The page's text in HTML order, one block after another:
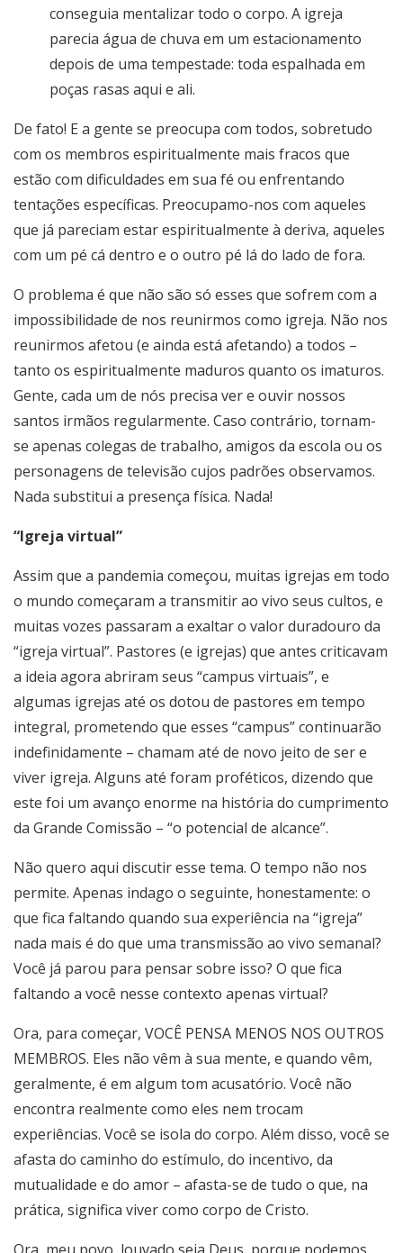
conseguia mentalizar todo o corpo. A igreja
parecia água de chuva em um estacionamento
depois de uma tempestade: toda espalhada em
poças rasas aqui e ali.
De fato! E a gente se preocupa com todos, sobretudo
com os membros espiritualmente mais fracos que
estão com dificuldades em sua fé ou enfrentando
tentações específicas. Preocupamo-nos com aqueles
que já pareciam estar espiritualmente à deriva, aqueles
com um pé cá dentro e o outro pé lá do lado de fora.
O problema é que não são só esses que sofrem com a
impossibilidade de nos reunirmos como igreja. Não nos
reunirmos afetou (e ainda está afetando) a todos –
tanto os espiritualmente maduros quanto os imaturos.
Gente, cada um de nós precisa ver e ouvir nossos
santos irmãos regularmente. Caso contrário, tornam-
se apenas colegas de trabalho, amigos da escola ou os
personagens de televisão cujos padrões observamos.
Nada substitui a presença física. Nada!
“Igreja virtual”
Assim que a pandemia começou, muitas igrejas em todo
o mundo começaram a transmitir ao vivo seus cultos, e
muitas vozes passaram a exaltar o valor duradouro da
“igreja virtual”. Pastores (e igrejas) que antes criticavam
a ideia agora abriram seus “campus virtuais”, e
algumas igrejas até os dotou de pastores em tempo
integral, prometendo que esses “campus” continuarão
indefinidamente – chamam até de novo jeito de ser e
viver igreja. Alguns até foram proféticos, dizendo que
este foi um avanço enorme na história do cumprimento
da Grande Comissão – “o potencial de alcance”.
Não quero aqui discutir esse tema. O tempo não nos
permite. Apenas indago o seguinte, honestamente: o
que fica faltando quando sua experiência na “igreja”
nada mais é do que uma transmissão ao vivo semanal?
Você já parou para pensar sobre isso? O que fica
faltando a você nesse contexto apenas virtual?
Ora, para começar, VOCÊ PENSA MENOS NOS OUTROS
MEMBROS. Eles não vêm à sua mente, e quando vêm,
geralmente, é em algum tom acusatório. Você não
encontra realmente como eles nem trocam
experiências. Você se isola do corpo. Além disso, você se
afasta do caminho do estímulo, do incentivo, da
mutualidade e do amor – afasta-se de tudo o que, na
prática, significa viver como corpo de Cristo.